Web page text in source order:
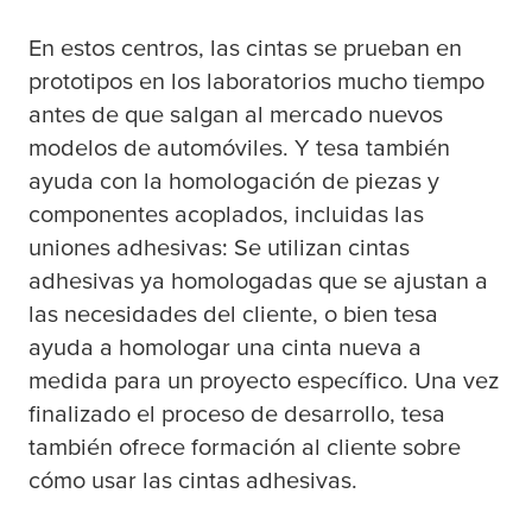
En estos centros, las cintas se prueban en
prototipos en los laboratorios mucho tiempo
antes de que salgan al mercado nuevos
modelos de automóviles. Y tesa también
ayuda con la homologación de piezas y
componentes acoplados, incluidas las
uniones adhesivas: Se utilizan cintas
adhesivas ya homologadas que se ajustan a
las necesidades del cliente, o bien tesa
ayuda a homologar una cinta nueva a
medida para un proyecto específico. Una vez
finalizado el proceso de desarrollo, tesa
también ofrece formación al cliente sobre
cómo usar las cintas adhesivas.